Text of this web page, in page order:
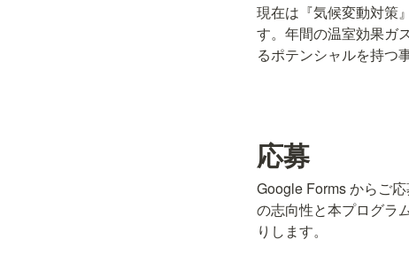
現在は『気候変動対策
す。年間の温室効果ガ
るポテンシャルを持つ
応募
Google Forms からご
の志向性と本プログラ
りします。